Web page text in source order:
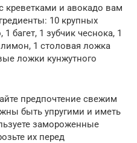
креветками и авокадо вам
10 крупных
багет, 1 зубчик чеснока, 1
1 столовая ложка
ложки кунжутного
предпочтение свежим
быть упругими и иметь
замороженные
их перед